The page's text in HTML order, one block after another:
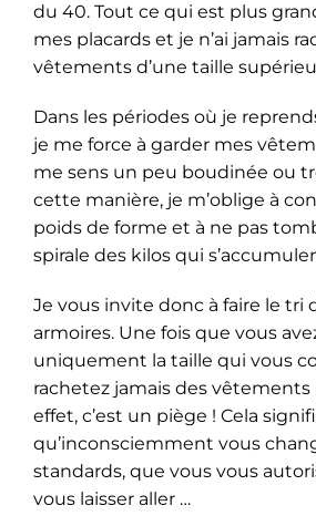
du 40. Tout ce qui est plus
mes placards et je n’ai jamais
vêtements d’une taille
Dans les périodes où je
je me force à garder mes
me sens un peu boudinée ou
cette manière, je m’oblige à
poids de forme et à ne pas
spirale des kilos qui
Je vous invite donc à faire le tri
armoires. Une fois que vous
uniquement la taille qui vous
rachetez jamais des vêtements
effet, c’est un piège ! Cela
qu’inconsciemment vous
standards, que vous vous
vous laisser aller …